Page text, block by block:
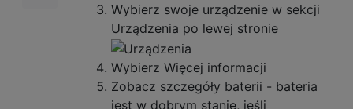
Wybierz swoje urządzenie w sekcji
Urządzenia po lewej stronie
Wybierz Więcej informacji
Zobacz szczegóły baterii - bateria
jest w dobrym stanie, jeśli